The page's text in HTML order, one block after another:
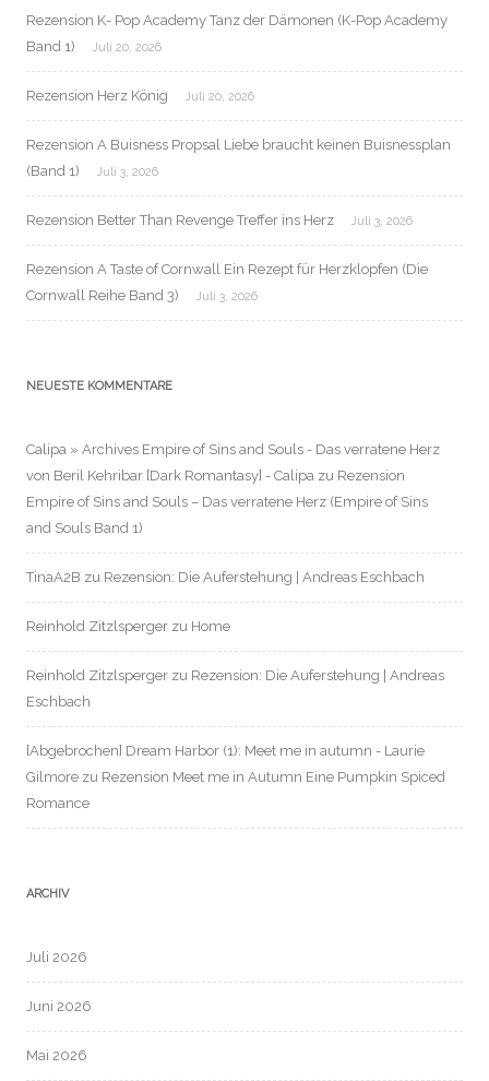
Rezension K- Pop Academy Tanz der Dämonen (K-Pop Academy
Band 1)
Juli 20, 2026
Rezension Herz König Juli 20, 2026
Rezension A Buisness Propsal Liebe braucht keinen Buisnessplan
(Band 1)
Juli 3, 2026
Rezension Better Than Revenge Treffer ins Herz Juli 3, 2026
Rezension A Taste of Cornwall Ein Rezept für Herzklopfen (Die
Cornwall Reihe Band 3)
Juli 3, 2026
NEUESTE KOMMENTARE
Calipa » Archives Empire of Sins and Souls - Das verratene Herz
von Beril Kehribar [Dark Romantasy] - Calipa zu Rezension
Empire of Sins and Souls – Das verratene Herz (Empire of Sins
and Souls Band 1)
TinaA2B zu Rezension: Die Auferstehung | Andreas Eschbach
Reinhold Zitzlsperger zu Home
Reinhold Zitzlsperger zu Rezension: Die Auferstehung | Andreas
Eschbach
[Abgebrochen] Dream Harbor (1): Meet me in autumn - Laurie
Gilmore zu Rezension Meet me in Autumn Eine Pumpkin Spiced
Romance
ARCHIV
Juli 2026
Juni 2026
Mai 2026